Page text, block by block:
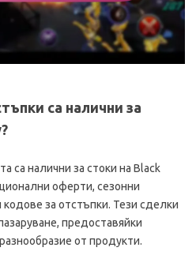
са налични за
са налични за стоки на Black
оферти, сезонни
за отстъпки. Тези сделки
предоставяйки
от продукти.